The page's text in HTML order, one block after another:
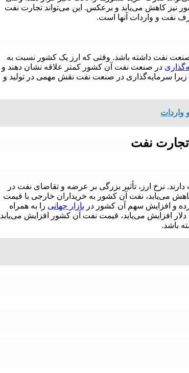
نیز کاهش می‌یابد و برعکس. این می‌تواند تجارت نفت
نفت و واردات آنها است.
صنعت نفت داشته باشد. وقتی که ارز یک کشور نسبت به
در صنعت نفت آن کشور کمتر علاقه نشان دهند و
سرمایه‌گذاری در صنعت نفت نقش مهمی در تولید و
واردات
تجارت نفت
نرخ ارز، تأثیر بزرگی بر عرضه و تقاضای نفت در
می‌یابد، نفت آن کشور به خریداران خارجی با قیمت
و افزایش سهم آن کشور در بازار جهانی را به همراه
افزایش می‌یابد، قیمت نفت آن کشور افزایش می‌یابد
باشد.